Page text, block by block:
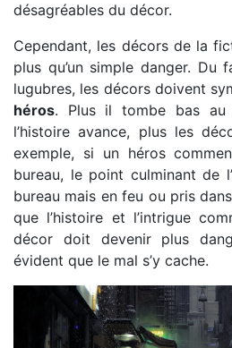
désagréables du décor.
Cependant, les décors de la
plus qu’un simple danger. Du
lugubres, les décors doivent
héros. Plus il tombe bas
l’histoire avance, plus les
exemple, si un héros
bureau, le point culminant de
bureau mais en feu ou pris
que l’histoire et l’intrigue
décor doit devenir plus
évident que le mal s’y cache.